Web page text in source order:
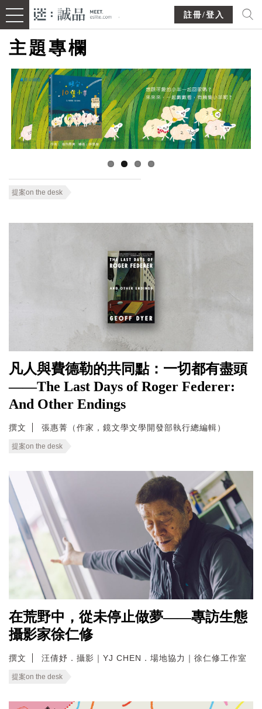
註冊/登入
主題專欄
提案on the desk
凡人與費德勒的共同點：一切都有盡頭
——The Last Days of Roger Federer:
And Other Endings
撰文 張惠菁（作家，鏡文學文學開發部執行總編輯）
提案on the desk
在荒野中，從未停止做夢——專訪生態
攝影家徐仁修
撰文 汪倩妤．攝影｜YJ CHEN．場地協力｜徐仁修工作室
提案on the desk